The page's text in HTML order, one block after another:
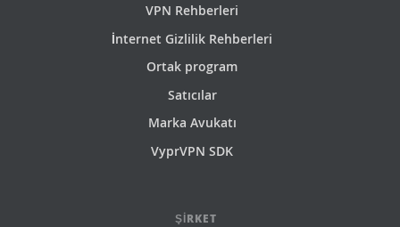
VPN Rehberleri
İnternet Gizlilik Rehberleri
Ortak program
Satıcılar
Marka Avukatı
VyprVPN SDK
ŞIRKET